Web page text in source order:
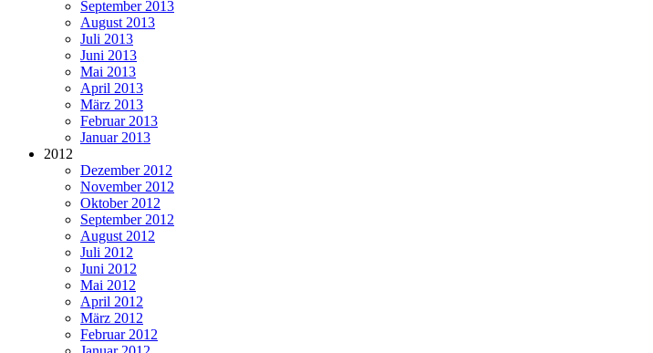
September 2013
August 2013
Juli 2013
Juni 2013
Mai 2013
April 2013
März 2013
Februar 2013
Januar 2013
2012
Dezember 2012
November 2012
Oktober 2012
September 2012
August 2012
Juli 2012
Juni 2012
Mai 2012
April 2012
März 2012
Februar 2012